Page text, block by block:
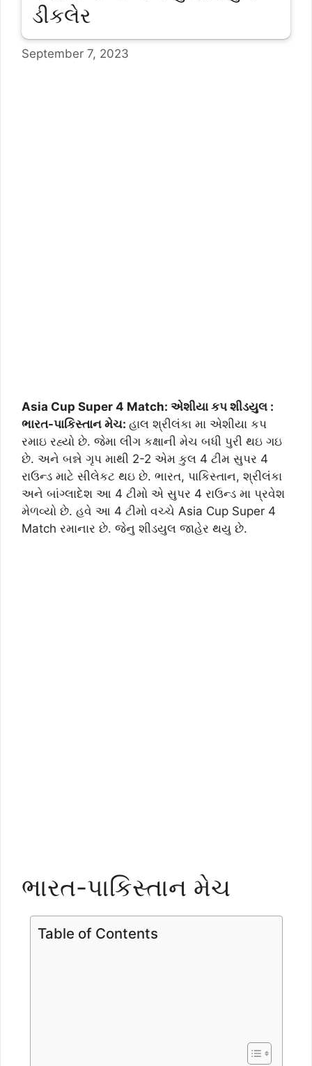
ડીકલેર
September 7, 2023
Asia Cup Super 4 Match: એશીયા કપ શીડયુલ :
ભારત-પાકિસ્તાન મેચ: હાલ શ્રીલંકા મા એશીયા કપ
રમાઇ રહ્યો છે. જેમા લીગ કક્ષાની મેચ બધી પુરી થઇ ગઇ
છે. અને બન્ને ગૃપ માથી 2-2 એમ કુલ 4 ટીમ સુપર 4
રાઉન્ડ માટે સીલેકટ થઇ છે. ભારત, પાકિસ્તાન, શ્રીલંકા
અને બાંગ્લાદેશ આ 4 ટીમો એ સુપર 4 રાઉન્ડ મા પ્રવેશ
મેળવ્યો છે. હવે આ 4 ટીમો વચ્ચે Asia Cup Super 4
Match રમાનાર છે. જેનુ શીડયુલ જાહેર થયુ છે.
ભારત-પાકિસ્તાન મેચ
Table of Contents